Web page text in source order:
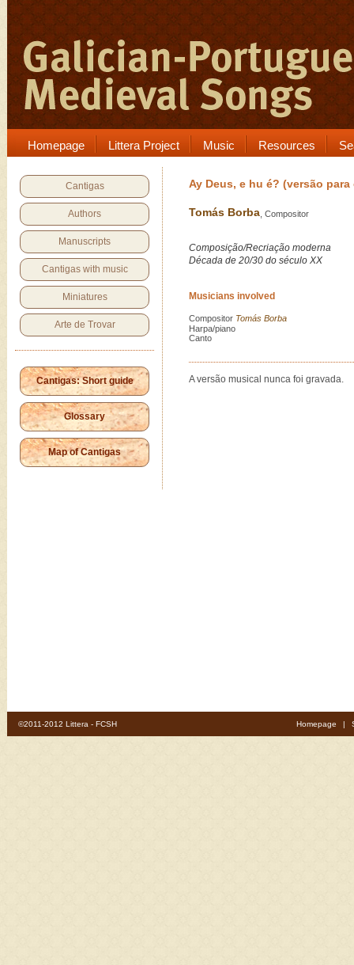
Homepage Littera Project Music Resources
Cantigas
Authors
Manuscripts
Cantigas with music
Miniatures
Arte de Trovar
Cantigas: Short guide
Glossary
Map of Cantigas
Ay Deus, e hu é? (versão
Tomás Borba , Compositor
Composição/Recriação moderna
Década de 20/30 do século XX
Musicians involved
Compositor Tomás Borba
Harpa/piano
Canto
A versão musical nunca foi gravada.
©2011-2012 Littera - FCSH Homepage |